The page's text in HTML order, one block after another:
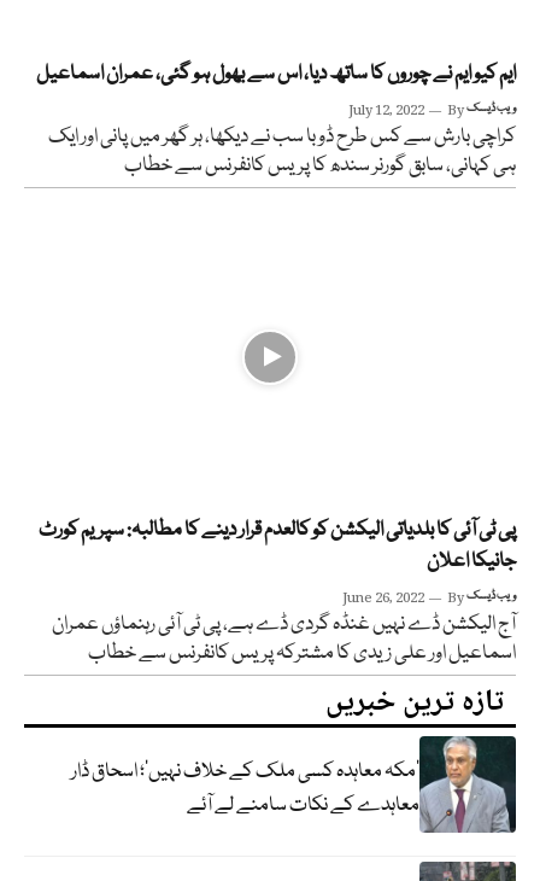
ایم کیو ایم نے چوروں کا ساتھ دیا، اس سے بھول ہو گئی، عمران اسماعیل
July 12, 2022 Byویب ڈیسک
کراچی بارش سے کس طرح ڈوبا سب نے دیکھا، ہر گھر میں پانی اور ایک
ہی کہانی، سابق گورنر سندھ کا پریس کانفرنس سے خطاب
پی ٹی آئی کا بلدیاتی الیکشن کو کالعدم قرار دینے کا مطالبہ: سپریم کورٹ
جانیکا اعلان
June 26, 2022 Byویب ڈیسک
آج الیکشن ڈے نہیں غنڈہ گردی ڈے ہے، پی ٹی آئی رہنماؤں عمران
اسماعیل اور علی زیدی کا مشترکہ پریس کانفرنس سے خطاب
تازہ ترین خبریں
‘مکہ معاہدہ کسی ملک کے خلاف نہیں’؛ اسحاق ڈار
معاہدے کے نکات سامنے لے آئے